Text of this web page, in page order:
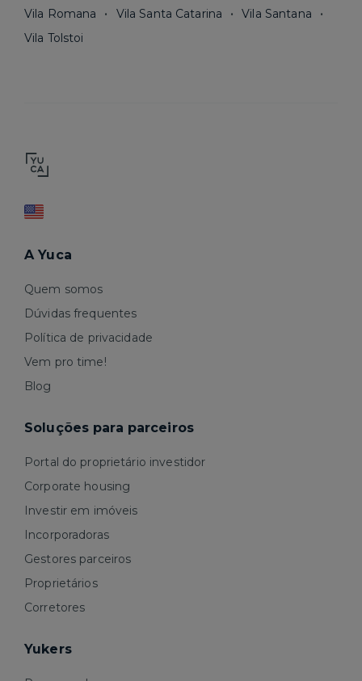
Vila Romana
Vila Santa Catarina
Vila Santana
Vila Tolstoi
A Yuca
Quem somos
Dúvidas frequentes
Política de privacidade
Vem pro time!
Blog
Soluções para parceiros
Portal do proprietário investidor
Corporate housing
Investir em imóveis
Incorporadoras
Gestores parceiros
Proprietários
Corretores
Yukers